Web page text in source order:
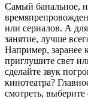
Самый банальное,
или сериалов. А
занятие, лучше
Например, заранее
приглушите свет
сделайте звук
кинотеатра?
смотреть,